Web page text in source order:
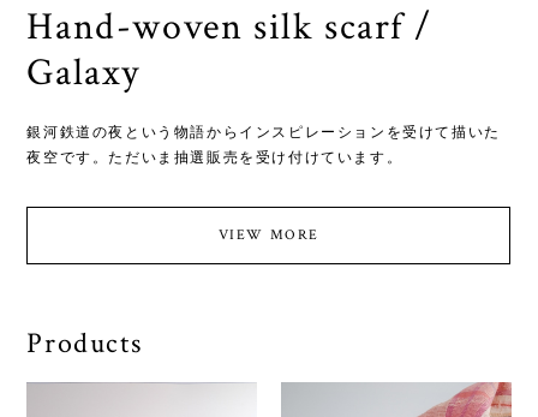
Hand-woven silk scarf /
Galaxy
銀河鉄道の夜という物語からインスピレーションを受けて描いた
夜空です。ただいま抽選販売を受け付けています。
VIEW MORE
Products